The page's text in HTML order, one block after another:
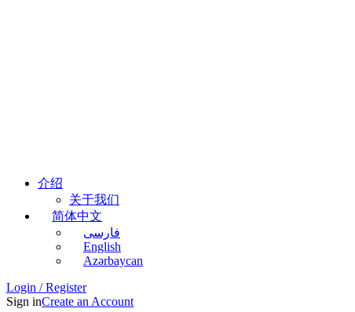
介绍
关于我们
简体中文
فارسی
English
Azərbaycan
Login / Register
Sign inCreate an Account